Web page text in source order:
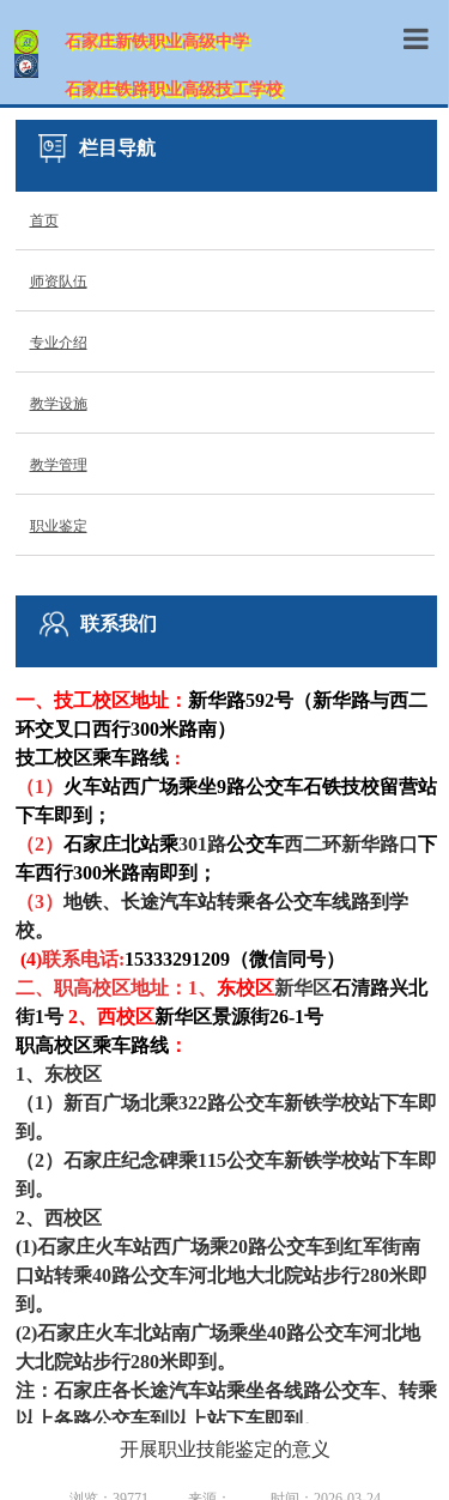
石家庄新铁职业高级中学
石家庄铁路职业高级技工学校
师
职
开展职业技能鉴定的意义
一、技工校区地址： 新华路592号（新华路与西二
环交叉口西行300米路南）
技工校区乘车路线：
（1） 火车站西广场乘坐9路公交车石铁技校留营站
下车即到；
（2） 石家庄北站乘301路公交车西二环新华路口 下
车西行300米路南即到 ；
（3） 地铁、长途汽车站转乘各公交车线路到学
校。
(4)联系电话:15333291209（微信同号）
二、职高校区地址：1、 东校区新华区石清路兴北
街1号 2、西校区新华区景源街26-1号
职高校区乘车路线：
1、东校区
（1）新百广场北乘322路公交车新铁学校站下车即
到。
（2）石家庄纪念碑乘115公交车新铁学校站下车即
到。
2、西校区
(1)石家庄火车站西广场乘20路公交车到红军街南
口站转乘40路公交车河北地大北院站步行280米即
到。
(2)石家庄火车北站南广场乘坐40路公交车河北地
大北院站步行280米即到。
注：石家庄各长途汽车站乘坐各线路公交车、转乘
以上各路公交车到以上站下车即到。
(3)石家庄各长途汽车站乘坐各线路公交车、转乘
联系我们
栏目导航
首页
师资队伍
专业介绍
教学设施
教学管理
职业鉴定